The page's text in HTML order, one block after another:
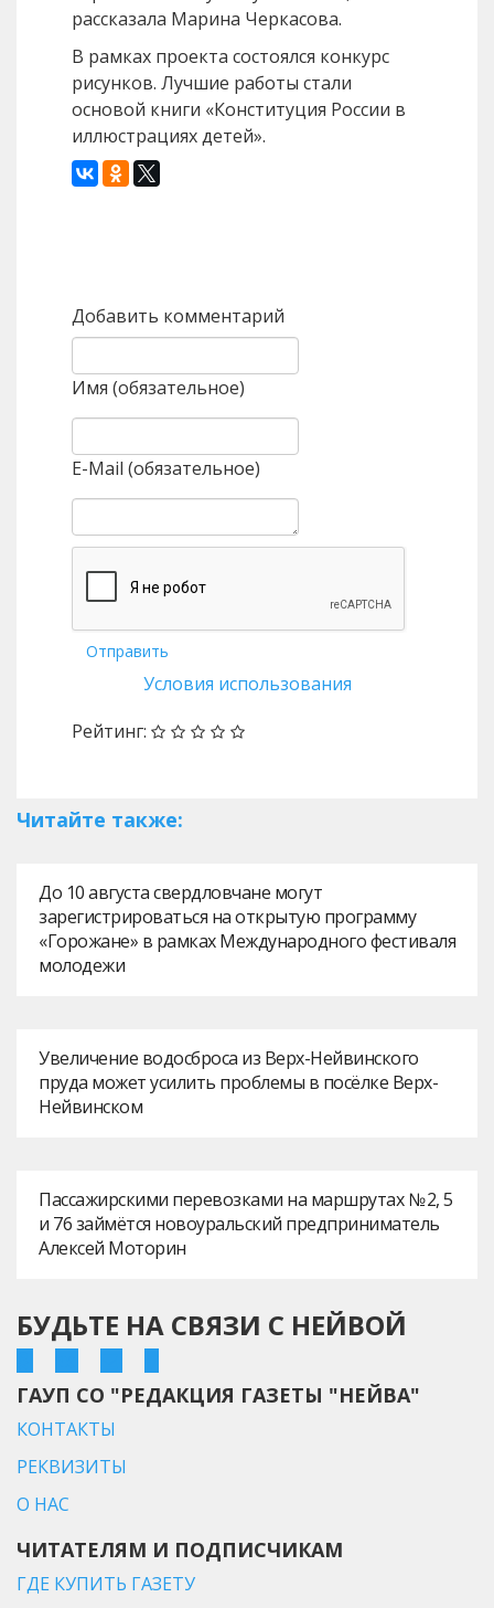
рассказала Марина Черкасова.
В рамках проекта состоялся конкурс
рисунков. Лучшие работы стали
основой книги «Конституция России в
иллюстрациях детей».
Добавить комментарий
Имя (обязательное)
E-Mail (обязательное)
Отправить
Условия использования
Рейтинг:
Читайте также:
До 10 августа свердловчане могут
зарегистрироваться на открытую программу
«Горожане» в рамках Международного фестиваля
молодежи
Увеличение водосброса из Верх-Нейвинского
пруда может усилить проблемы в посёлке Верх-
Нейвинском
Пассажирскими перевозками на маршрутах № 2, 5
и 76 займётся новоуральский предприниматель
Алексей Моторин
БУДЬТЕ НА СВЯЗИ С НЕЙВОЙ
ГАУП СО "РЕДАКЦИЯ ГАЗЕТЫ "НЕЙВА"
КОНТАКТЫ
РЕКВИЗИТЫ
О НАС
ЧИТАТЕЛЯМ И ПОДПИСЧИКАМ
ГДЕ КУПИТЬ ГАЗЕТУ